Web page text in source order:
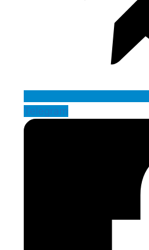
Telegram